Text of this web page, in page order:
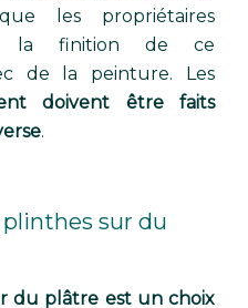
les propriétaires
la finition de ce
de la peinture. Les
doivent être faits
.
sur du
du plâtre est un choix